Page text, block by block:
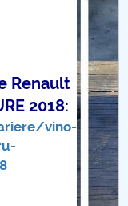
Renault
2018:
vino-